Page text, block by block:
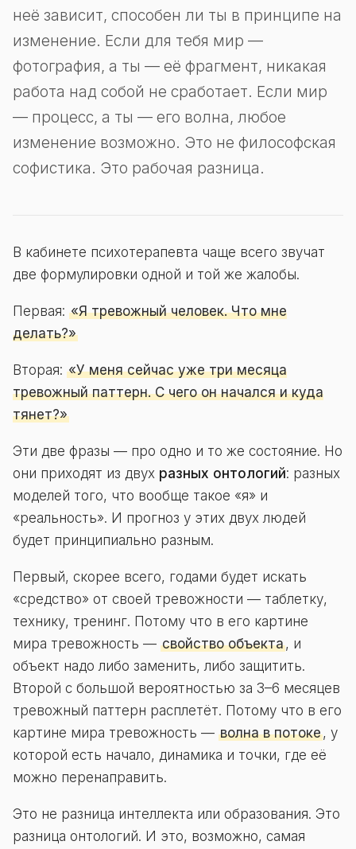
неё зависит, способен ли ты в принципе на
изменение. Если для тебя мир —
фотография, а ты — её фрагмент, никакая
работа над собой не сработает. Если мир
— процесс, а ты — его волна, любое
изменение возможно. Это не философская
софистика. Это рабочая разница.
В кабинете психотерапевта чаще всего звучат
две формулировки одной и той же жалобы.
Первая: «Я тревожный человек. Что мне
делать?»
Вторая: «У меня сейчас уже три месяца
тревожный паттерн. С чего он начался и куда
тянет?»
Эти две фразы — про одно и то же состояние. Но
они приходят из двух разных онтологий: разных
моделей того, что вообще такое «я» и
«реальность». И прогноз у этих двух людей
будет принципиально разным.
Первый, скорее всего, годами будет искать
«средство» от своей тревожности — таблетку,
технику, тренинг. Потому что в его картине
мира тревожность — свойство объекта, и
объект надо либо заменить, либо защитить.
Второй с большой вероятностью за 3–6 месяцев
тревожный паттерн расплетёт. Потому что в его
картине мира тревожность — волна в потоке, у
которой есть начало, динамика и точки, где её
можно перенаправить.
Это не разница интеллекта или образования. Это
разница онтологий. И это, возможно, самая